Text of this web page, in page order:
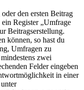
den ersten Beitrag
ein Register „Umfrage
Beitragserstellung.
können, so hast du
Umfragen zu
zwei
Felder eingeben
in einer